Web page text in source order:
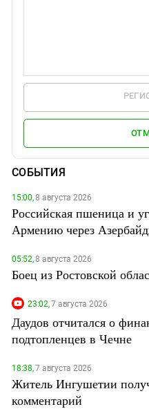
СОБЫТИЯ
15:00,8 августа 2026
Российская пшеница и
Армению через
05:52,8 августа 2026
Боец из Ростовской
23:02,7 августа 2026
Даудов отчитался о
подтопленцев в Чечне
18:38,7 августа 2026
Житель Ингушетии
комментарий